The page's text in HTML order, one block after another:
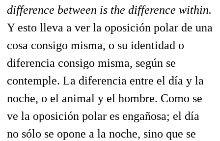
difference between is the difference within.
Y esto lleva a ver la oposición polar de una
cosa consigo misma, o su identidad o
diferencia consigo misma, según se
contemple. La diferencia entre el día y la
noche, o el animal y el hombre. Como se
ve la oposición polar es engañosa; el día
no sólo se opone a la noche, sino que se